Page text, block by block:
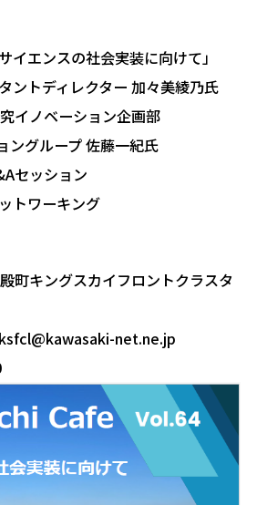
エンスの社会実装に向けて」
ントディレクター 加々美綾乃氏
イノベーション企画部
ングループ 佐藤一紀氏
セッション
トワーキング
町キングスカイフロントクラスタ
net.ne.jp